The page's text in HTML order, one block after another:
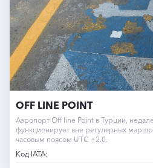
OFF LINE POINT
Аэропорт Off line Point в Турции,
функционирует вне регулярных
часовым поясом UTC +2.0.
Код IATA: